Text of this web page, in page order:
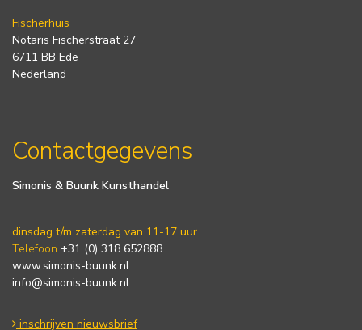
Fischerhuis
Notaris Fischerstraat 27
6711 BB Ede
Nederland
Contactgegevens
Simonis & Buunk Kunsthandel
dinsdag t/m zaterdag van 11-17 uur.
Telefoon +31 (0) 318 652888
www.simonis-buunk.nl
info@simonis-buunk.nl
inschrijven nieuwsbrief